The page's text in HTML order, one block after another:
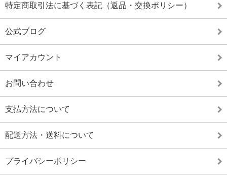
特定商取引法に基づく表記（返品・交換ポリシー）
公式ブログ
マイアカウント
お問い合わせ
支払方法について
配送方法・送料について
プライバシーポリシー